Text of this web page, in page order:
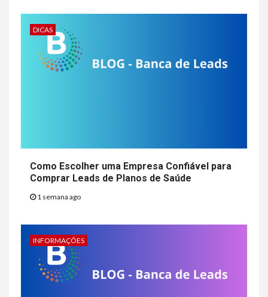
DICAS
Como Escolher uma Empresa Confiável para
Comprar Leads de Planos de Saúde
1 semana ago
INFORMAÇÕES